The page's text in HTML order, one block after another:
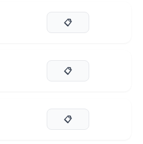
📋
📋
📋